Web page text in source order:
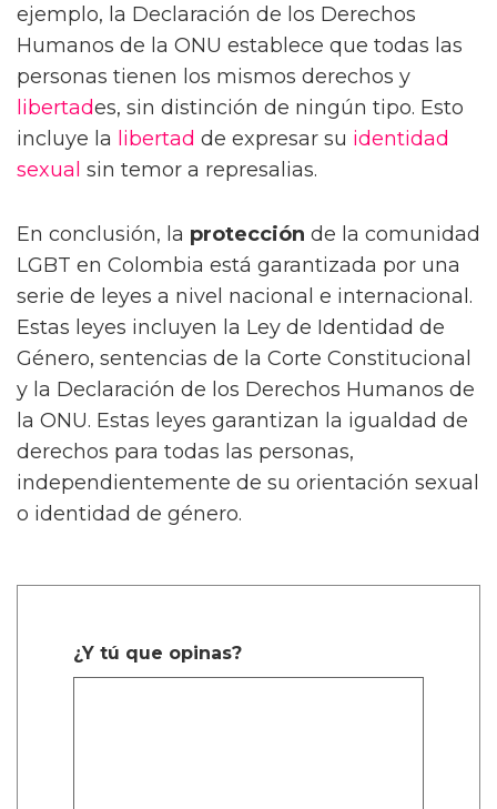
ejemplo, la Declaración de los Derechos
Humanos de la ONU establece que todas las
personas tienen los mismos derechos y
libertades, sin distinción de ningún tipo. Esto
incluye la libertad de expresar su identidad
sexual sin temor a represalias.
En conclusión, la protección de la comunidad
LGBT en Colombia está garantizada por una
serie de leyes a nivel nacional e internacional.
Estas leyes incluyen la Ley de Identidad de
Género, sentencias de la Corte Constitucional
y la Declaración de los Derechos Humanos de
la ONU. Estas leyes garantizan la igualdad de
derechos para todas las personas,
independientemente de su orientación sexual
o identidad de género.
¿Y tú que opinas?